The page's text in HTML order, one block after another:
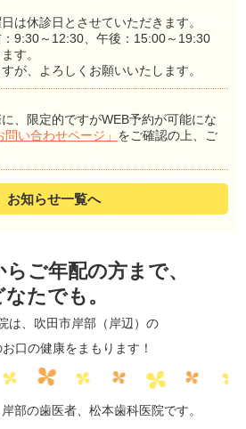
お知らせ一覧へ
は休診日とさせていただきます。
9:30～12:30、午後：15:00～19:30
す。
が、よろしくお願いいたします。
、限定的ですがWEB予約が可能にな
問い合わせページ」 をご確認の上、ご
ご年配の方まで、
なたでも。
は、吹田市岸部（岸辺）の
口の健康をまもります！
部の歯医者、松本歯科医院です。